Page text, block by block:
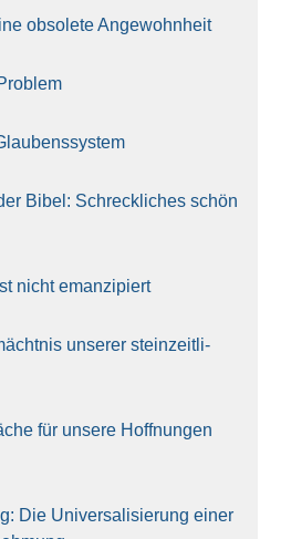
obso­le­te An‍ge‍wohn‍heit
Bibel: Schreck­li­ches schön
nicht eman­zi­piert
unse­rer stein­zeit­li­
für unse­re Hoff­nun­gen
Die Uni­ver­sa­li­sie­rung einer